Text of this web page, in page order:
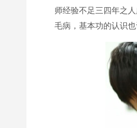
师经验不足三四年之
毛病，基本功的认识